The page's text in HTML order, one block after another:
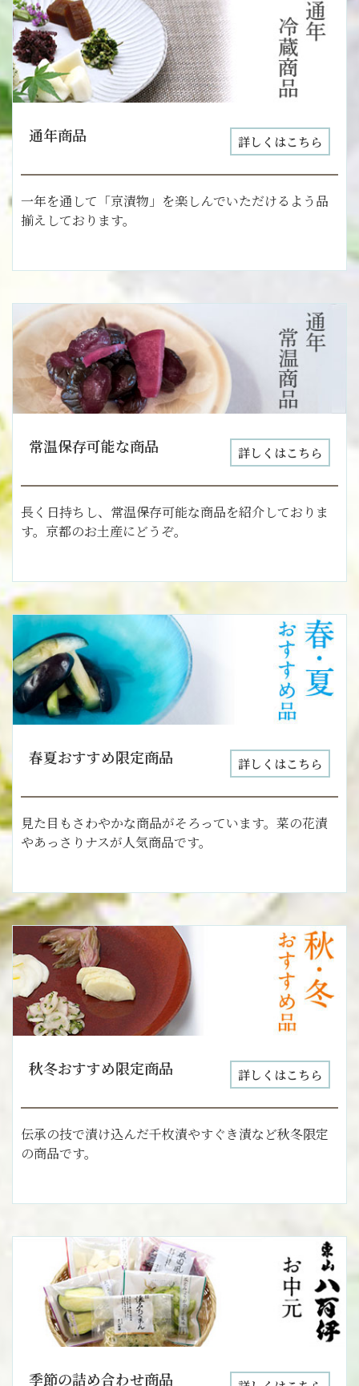
通年商品 詳しくはこちら
一年を通して「京漬物」を楽しんでいただけるよう品
揃えしております。
常温保存可能な商品 詳しくはこちら
長く日持ちし、常温保存可能な商品を紹介しておりま
す。京都のお土産にどうぞ。
春夏おすすめ限定商品 詳しくはこちら
見た目もさわやかな商品がそろっています。菜の花漬
やあっさりナスが人気商品です。
秋冬おすすめ限定商品 詳しくはこちら
伝承の技で漬け込んだ千枚漬やすぐき漬など秋冬限定
の商品です。
季節の詰め合わせ商品